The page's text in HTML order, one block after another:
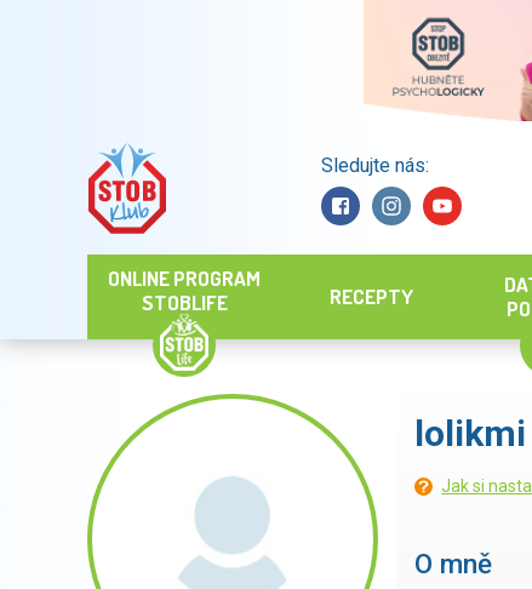
Sledujte nás:
ONLINE PROGRAM
STOBLIFE
RECEPTY
lolikmi
Jak si
O mně